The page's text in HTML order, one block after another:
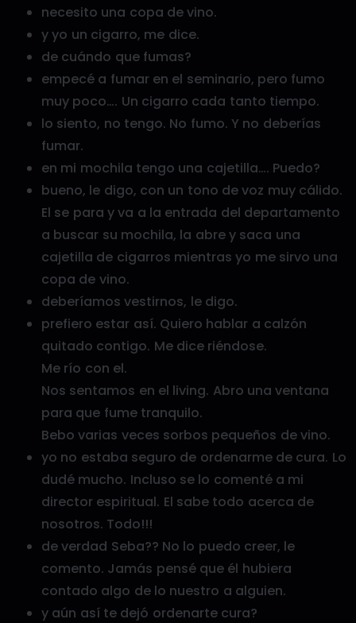
necesito una copa de vino.
y yo un cigarro, me dice.
de cuándo que fumas?
empecé a fumar en el seminario, pero fumo
muy poco…. Un cigarro cada tanto tiempo.
lo siento, no tengo. No fumo. Y no deberías
fumar.
en mi mochila tengo una cajetilla…. Puedo?
bueno, le digo, con un tono de voz muy cálido.
El se para y va a la entrada del departamento
a buscar su mochila, la abre y saca una
cajetilla de cigarros mientras yo me sirvo una
copa de vino.
deberíamos vestirnos, le digo.
prefiero estar así. Quiero hablar a calzón
quitado contigo. Me dice riéndose.
Me río con el.
Nos sentamos en el living. Abro una ventana
para que fume tranquilo.
Bebo varias veces sorbos pequeños de vino.
yo no estaba seguro de ordenarme de cura. Lo
dudé mucho. Incluso se lo comenté a mi
director espiritual. El sabe todo acerca de
nosotros. Todo!!!
de verdad Seba?? No lo puedo creer, le
comento. Jamás pensé que él hubiera
contado algo de lo nuestro a alguien.
y aún así te dejó ordenarte cura?